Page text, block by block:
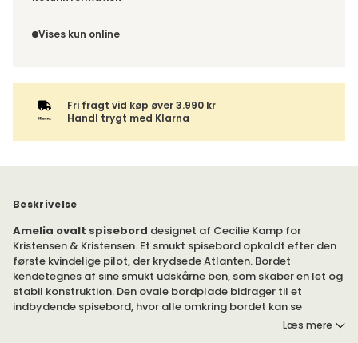
fortrydelsesret.
Vises kun online
Fri fragt vid køp øver 3.990 kr
Handl trygt med Klarna
Beskrivelse
Amelia ovalt spisebord designet af Cecilie Kamp for
Kristensen & Kristensen. Et smukt spisebord opkaldt efter den
første kvindelige pilot, der krydsede Atlanten. Bordet
kendetegnes af sine smukt udskårne ben, som skaber en let og
stabil konstruktion. Den ovale bordplade bidrager til et
indbydende spisebord, hvor alle omkring bordet kan se
Læs mere